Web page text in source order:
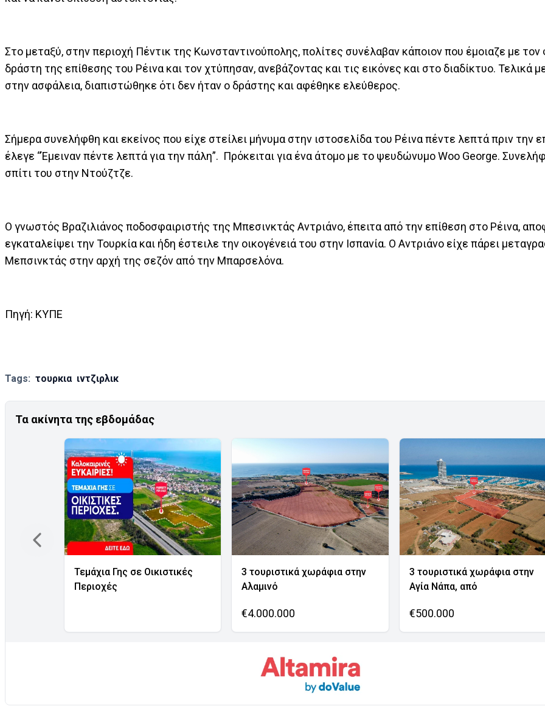
Στο μεταξύ, στην περιοχή Πέντικ της Κωνσταντινούπολης, πολίτες συνέλαβαν κάποιον που έμοιαζε με
δράστη της επίθεσης του Ρέινα και τον χτύπησαν, ανεβάζοντας και τις εικόνες και στο διαδίκτυο. Τελικά
στην ασφάλεια, διαπιστώθηκε ότι δεν ήταν ο δράστης και αφέθηκε ελεύθερος.
Σήμερα συνελήφθη και εκείνος που είχε στείλει μήνυμα στην ιστοσελίδα του Ρέινα πέντε λεπτά πριν την
έλεγε “Έμειναν πέντε λεπτά για την πάλη”. Πρόκειται για ένα άτομο με το ψευδώνυμο Woo George.
σπίτι του στην Ντούζτζε.
Ο γνωστός Βραζιλιάνος ποδοσφαιριστής της Μπεσινκτάς Αντριάνο, έπειτα από την επίθεση στο Ρέινα,
εγκαταλείψει την Τουρκία και ήδη έστειλε την οικογένειά του στην Ισπανία. Ο Αντριάνο είχε πάρει
Μεπσινκτάς στην αρχή της σεζόν από την Μπαρσελόνα.
Πηγή: ΚΥΠΕ
Tags: τουρκια ιντζιρλικ
Τα ακίνητα της εβδομάδας
Τεμάχια Γης σε Οικιστικές
Περιοχές
3 τουριστικά χωράφια στην
Αλαμινό
€4.000.000
3 τουριστικά χωράφια στην
Αγία Νάπα, από
€500.000